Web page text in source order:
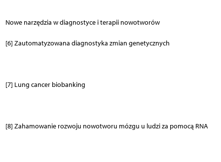
Nowe narzędzia w diagnostyce i terapii nowotworów
[6] Zautomatyzowana diagnostyka zmian genetycznych
[7] Lung cancer biobanking
[8] Zahamowanie rozwoju nowotworu mózgu u ludzi za pomocą RNA